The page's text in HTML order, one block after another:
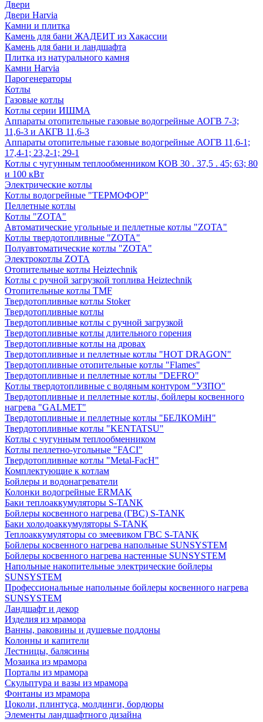
Двери
Двери Harvia
Камни и плитка
Камень для бани ЖАДЕИТ из Хакассии
Камень для бани и ландшафта
Плитка из натурального камня
Камни Harvia
Парогенераторы
Котлы
Газовые котлы
Котлы серии ИШМА
Аппараты отопительные газовые водогрейные АОГВ 7-3;
11,6-3 и АКГВ 11,6-3
Аппараты отопительные газовые водогрейные АОГВ 11,6-1;
17,4-1; 23,2-1; 29-1
Котлы с чугунным теплообменником КОВ 30 . 37,5 . 45; 63; 80
и 100 кВт
Электрические котлы
Котлы водогрейные "ТЕРМОФОР"
Пеллетные котлы
Котлы "ZOTA"
Автоматические угольные и пеллетные котлы "ZOTA"
Котлы твердотопливные "ZOTA"
Полуавтоматические котлы "ZOTA"
Электрокотлы ZOTA
Отопительные котлы Heiztechnik
Котлы с ручной загрузкой топлива Heiztechnik
Отопительные котлы TMF
Твердотопливные котлы Stoker
Твердотопливные котлы
Твердотопливные котлы с ручной загрузкой
Твердотопливные котлы длительного горения
Твердотопливные котлы на дровах
Твердотопливные и пеллетные котлы "HOT DRAGON"
Твердотопливные отопительные котлы "Flames"
Твердотопливные и пеллетные котлы "DEFRO"
Котлы твердотопливные с водяным контуром "УЗПО"
Твердотопливные и пеллетные котлы, бойлеры косвенного
нагрева "GALMET"
Твердотопливные и пеллетные котлы "БЕЛКОМiН"
Твердотопливные котлы "KENTATSU"
Котлы с чугунным теплообменником
Котлы пеллетно-угольные "FACI"
Твердотопливные котлы "Metal-FacH"
Комплектующие к котлам
Бойлеры и водонагреватели
Колонки водогрейные ERMAK
Баки теплоаккумуляторы S-TANK
Бойлеры косвенного нагрева (ГВС) S-TANK
Баки холодоаккумуляторы S-TANK
Теплоаккумуляторы со змеевиком ГВС S-TANK
Бойлеры косвенного нагрева напольные SUNSYSTEM
Бойлеры косвенного нагрева настенные SUNSYSTEM
Напольные накопительные электрические бойлеры
SUNSYSTEM
Профессиональные напольные бойлеры косвенного нагрева
SUNSYSTEM
Ландшафт и декор
Изделия из мрамора
Ванны, раковины и душевые поддоны
Колонны и капители
Лестницы, балясины
Мозаика из мрамора
Порталы из мрамора
Скульптура и вазы из мрамора
Фонтаны из мрамора
Цоколи, плинтуса, молдинги, бордюры
Элементы ландшафтного дизайна